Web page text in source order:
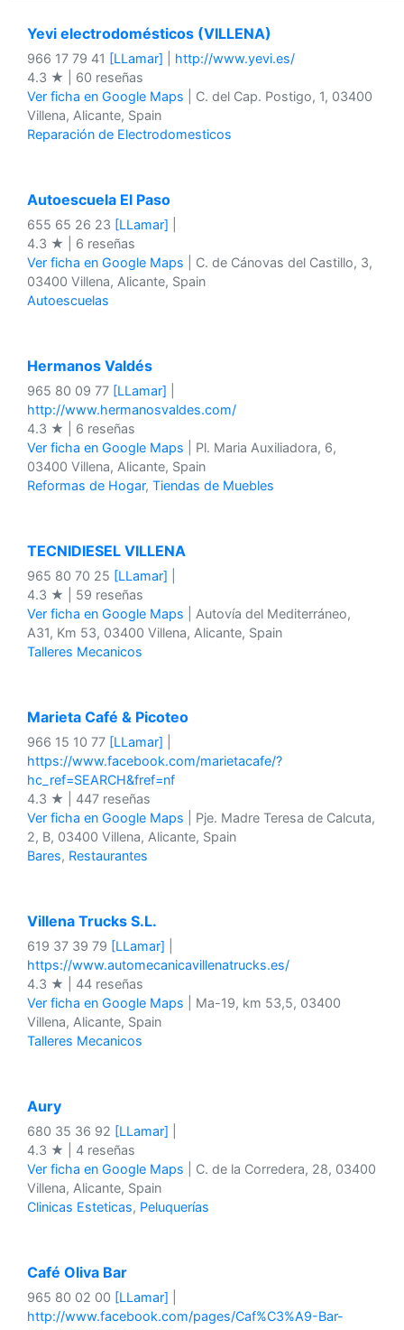
Yevi electrodomésticos (VILLENA)
966 17 79 41 [LLamar]
http://www.yevi.es/
4.3 ★ | 60 reseñas
Ver ficha en Google Maps | C. del Cap. Postigo, 1, 03400
Villena, Alicante, Spain
Reparación de Electrodomesticos
Autoescuela El Paso
655 65 26 23 [LLamar]
4.3 ★ | 6 reseñas
Ver ficha en Google Maps | C. de Cánovas del Castillo, 3,
03400 Villena, Alicante, Spain
Autoescuelas
Hermanos Valdés
965 80 09 77 [LLamar]
http://www.hermanosvaldes.com/
4.3 ★ | 6 reseñas
Ver ficha en Google Maps | Pl. Maria Auxiliadora, 6,
03400 Villena, Alicante, Spain
Reformas de Hogar, Tiendas de Muebles
TECNIDIESEL VILLENA
965 80 70 25 [LLamar]
4.3 ★ | 59 reseñas
Ver ficha en Google Maps | Autovía del Mediterráneo,
A31, Km 53, 03400 Villena, Alicante, Spain
Talleres Mecanicos
Marieta Café & Picoteo
966 15 10 77 [LLamar]
https://www.facebook.com/marietacafe/?
hc_ref=SEARCH&fref=nf
4.3 ★ | 447 reseñas
Ver ficha en Google Maps | Pje. Madre Teresa de Calcuta,
2, B, 03400 Villena, Alicante, Spain
Bares, Restaurantes
Villena Trucks S.L.
619 37 39 79 [LLamar]
https://www.automecanicavillenatrucks.es/
4.3 ★ | 44 reseñas
Ver ficha en Google Maps | Ma-19, km 53,5, 03400
Villena, Alicante, Spain
Talleres Mecanicos
Aury
680 35 36 92 [LLamar]
4.3 ★ | 4 reseñas
Ver ficha en Google Maps | C. de la Corredera, 28, 03400
Villena, Alicante, Spain
Clinicas Esteticas, Peluquerías
Café Oliva Bar
965 80 02 00 [LLamar]
http://www.facebook.com/pages/Caf%C3%A9-Bar-